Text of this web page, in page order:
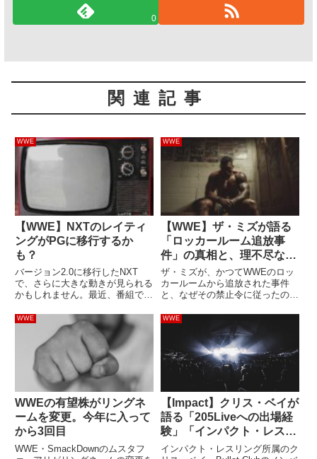
0
関連記事
WWE
【WWE】NXTのレイティ
ングがPGに移行するか
も？
バージョン2.0に移行したNXT
で、さらに大きな動きが見られる
かもしれません。最近、番組では
ることが指摘されています。
Wrestlevotesによれば、NXT2.0
のコンセプトの原点には番組のレ
イティングをTV...
WWE
【WWE】ザ・ミズが語る
「ロッカールーム追放事
件」の真相と、理不尽な処
分に従い続けた理由
ザ・ミズが、かつてWWEのロッ
カールームから追放された事件
と、なぜその禁止令に従ったのか
のミズはリングの内外でいくつも
の困難に直面していました。
MTVのリアリティ番組への出演
経験があり、タフ・イナフへの参
加を通...
WWE
WWEの有望株がリングネ
ームを変更。今年に入って
から3回目
WWE・SmackDownのムスタフ
WWE
【Impact】クリス・ベイが
語る「205Liveへの出場経
験」「インパクト・レスリ
ングとのフルタイム契約」
インパクト・レスリング所属のク